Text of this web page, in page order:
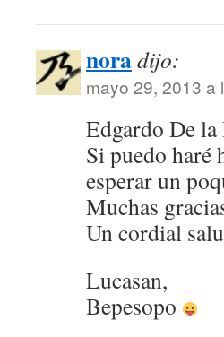
noradijo:
mayo 29, 2013 a
Edgardo De la
Si puedo haré
esperar un
Muchas
Un cordial
Lucasan,
Bepesopo